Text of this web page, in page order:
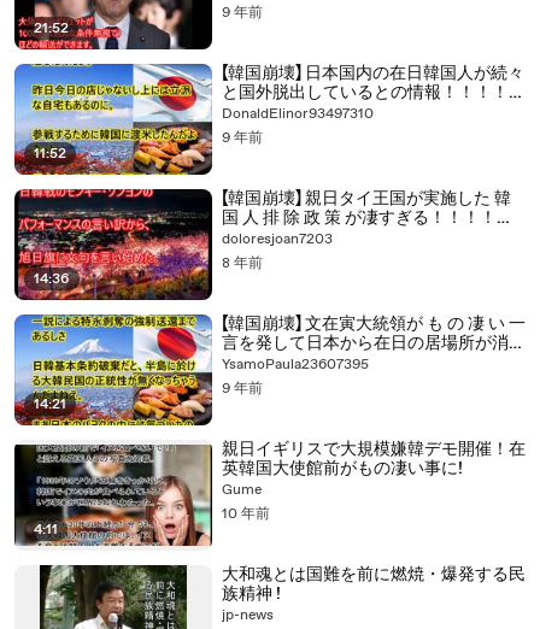
21:52
9 年前
11:52
【韓国崩壊】 日本国内の在日韓国人が続々
と国外脱出しているとの情報！！！！
関西のコリアンタウンがもの凄い事にな
ってるぞ！！！！！ 韓国のこれから
DonaldElinor93497310
9 年前
14:36
【韓国崩壊】 親日タイ王国が実施した 韓
国 人 排 除 政 策 が凄すぎる！！！！タ
イ旅行に行った韓国人の反応がヤバイｗ
ｗｗｗｗ
doloresjoan7203
8 年前
14:21
【韓国崩壊】 文在寅大統領が も の 凄 い 一
言を発して日本から在日の居場所が消滅
ｷﾀ━━━━ﾟ∀ﾟ━━━━!! 特別永住許可
の剥奪、強制送還がついに実
現！！！！ 韓国のこれから
YsamoPaula23607395
9 年前
4:11
親日イギリスで大規模嫌韓デモ開催！在
英韓国大使館前がもの凄い事に!
Gume
10 年前
大和魂とは国難を前に燃焼・爆発する民
族精神 !
jp-news